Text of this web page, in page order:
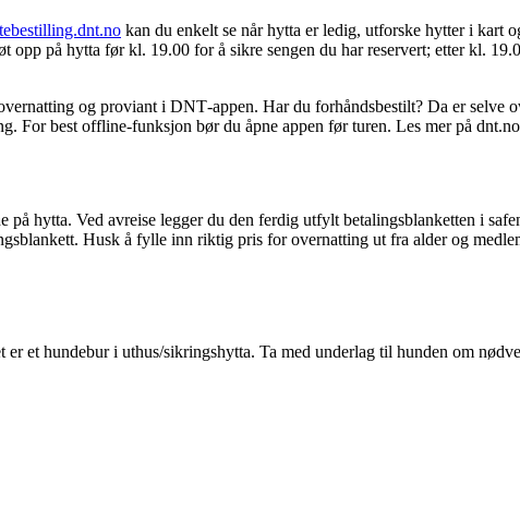
kan du enkelt se når hytta er ledig, utforske hytter i kart
på hytta før kl. 19.00 for å sikre sengen du har reservert; etter kl.
og proviant i DNT‑appen. Har du forhåndsbestilt? Da er selve
For best offline‑funksjon bør du åpne appen før turen. Les mer på
hytta. Ved avreise legger du den ferdig utfylt betalingsblanketten i
Husk å fylle inn riktig pris for overnatting ut fra alder og
et hundebur i uthus/sikringshytta. Ta med underlag til hunden om